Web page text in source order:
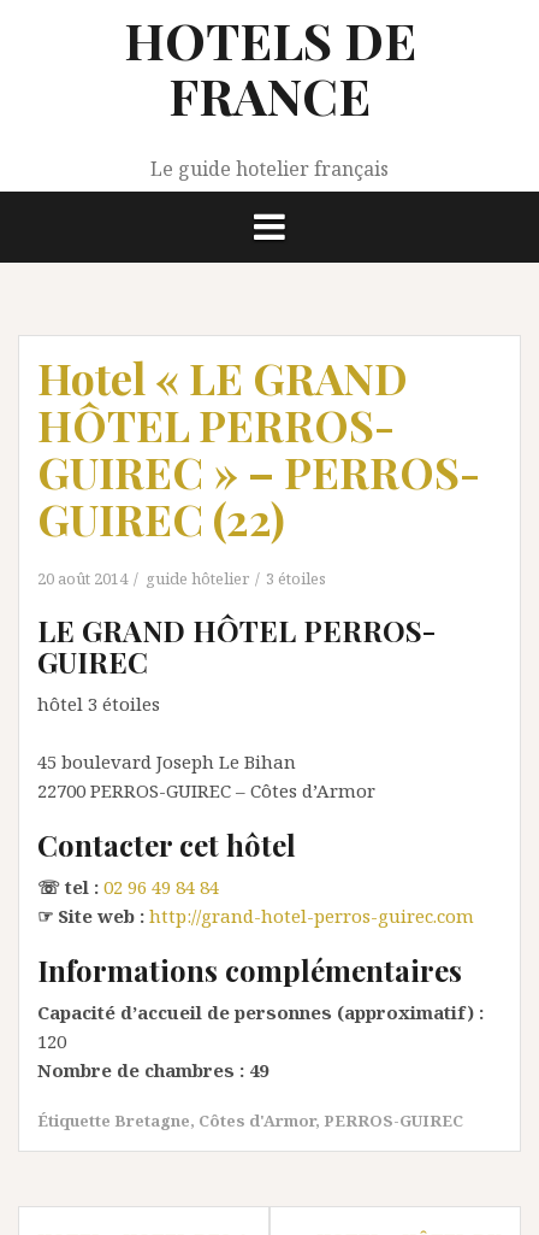
HOTELS DE
FRANCE
Le guide hotelier français
Hotel « LE GRAND
HÔTEL PERROS-
GUIREC » – PERROS-
GUIREC (22)
20 août 2014 guide hôtelier 3 étoiles
LE GRAND HÔTEL PERROS-
GUIREC
hôtel 3 étoiles
45 boulevard Joseph Le Bihan
22700 PERROS-GUIREC – Côtes d’Armor
Contacter cet hôtel
☏ tel : 02 96 49 84 84
☞ Site web : http://grand-hotel-perros-guirec.com
Informations complémentaires
Capacité d’accueil de personnes (approximatif) :
120
Nombre de chambres : 49
Étiquette Bretagne, Côtes d'Armor, PERROS-GUIREC
Navigation